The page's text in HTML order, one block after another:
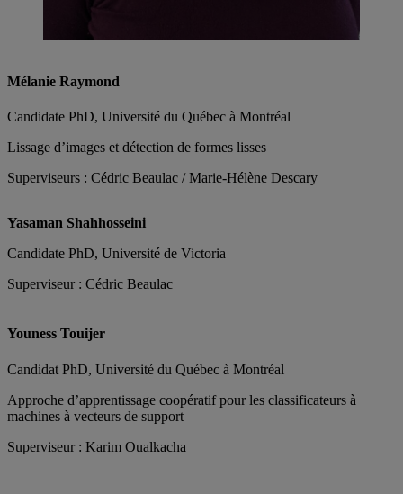
Mélanie Raymond
Candidate PhD, Université du Québec à Montréal
Lissage d’images et détection de formes lisses
Superviseurs : Cédric Beaulac / Marie-Hélène Descary
Yasaman Shahhosseini
Candidate PhD, Université de Victoria
Superviseur : Cédric Beaulac
Youness Touijer
Candidat PhD, Université du Québec à Montréal
Approche d’apprentissage coopératif pour les classificateurs à
machines à vecteurs de support
Superviseur : Karim Oualkacha